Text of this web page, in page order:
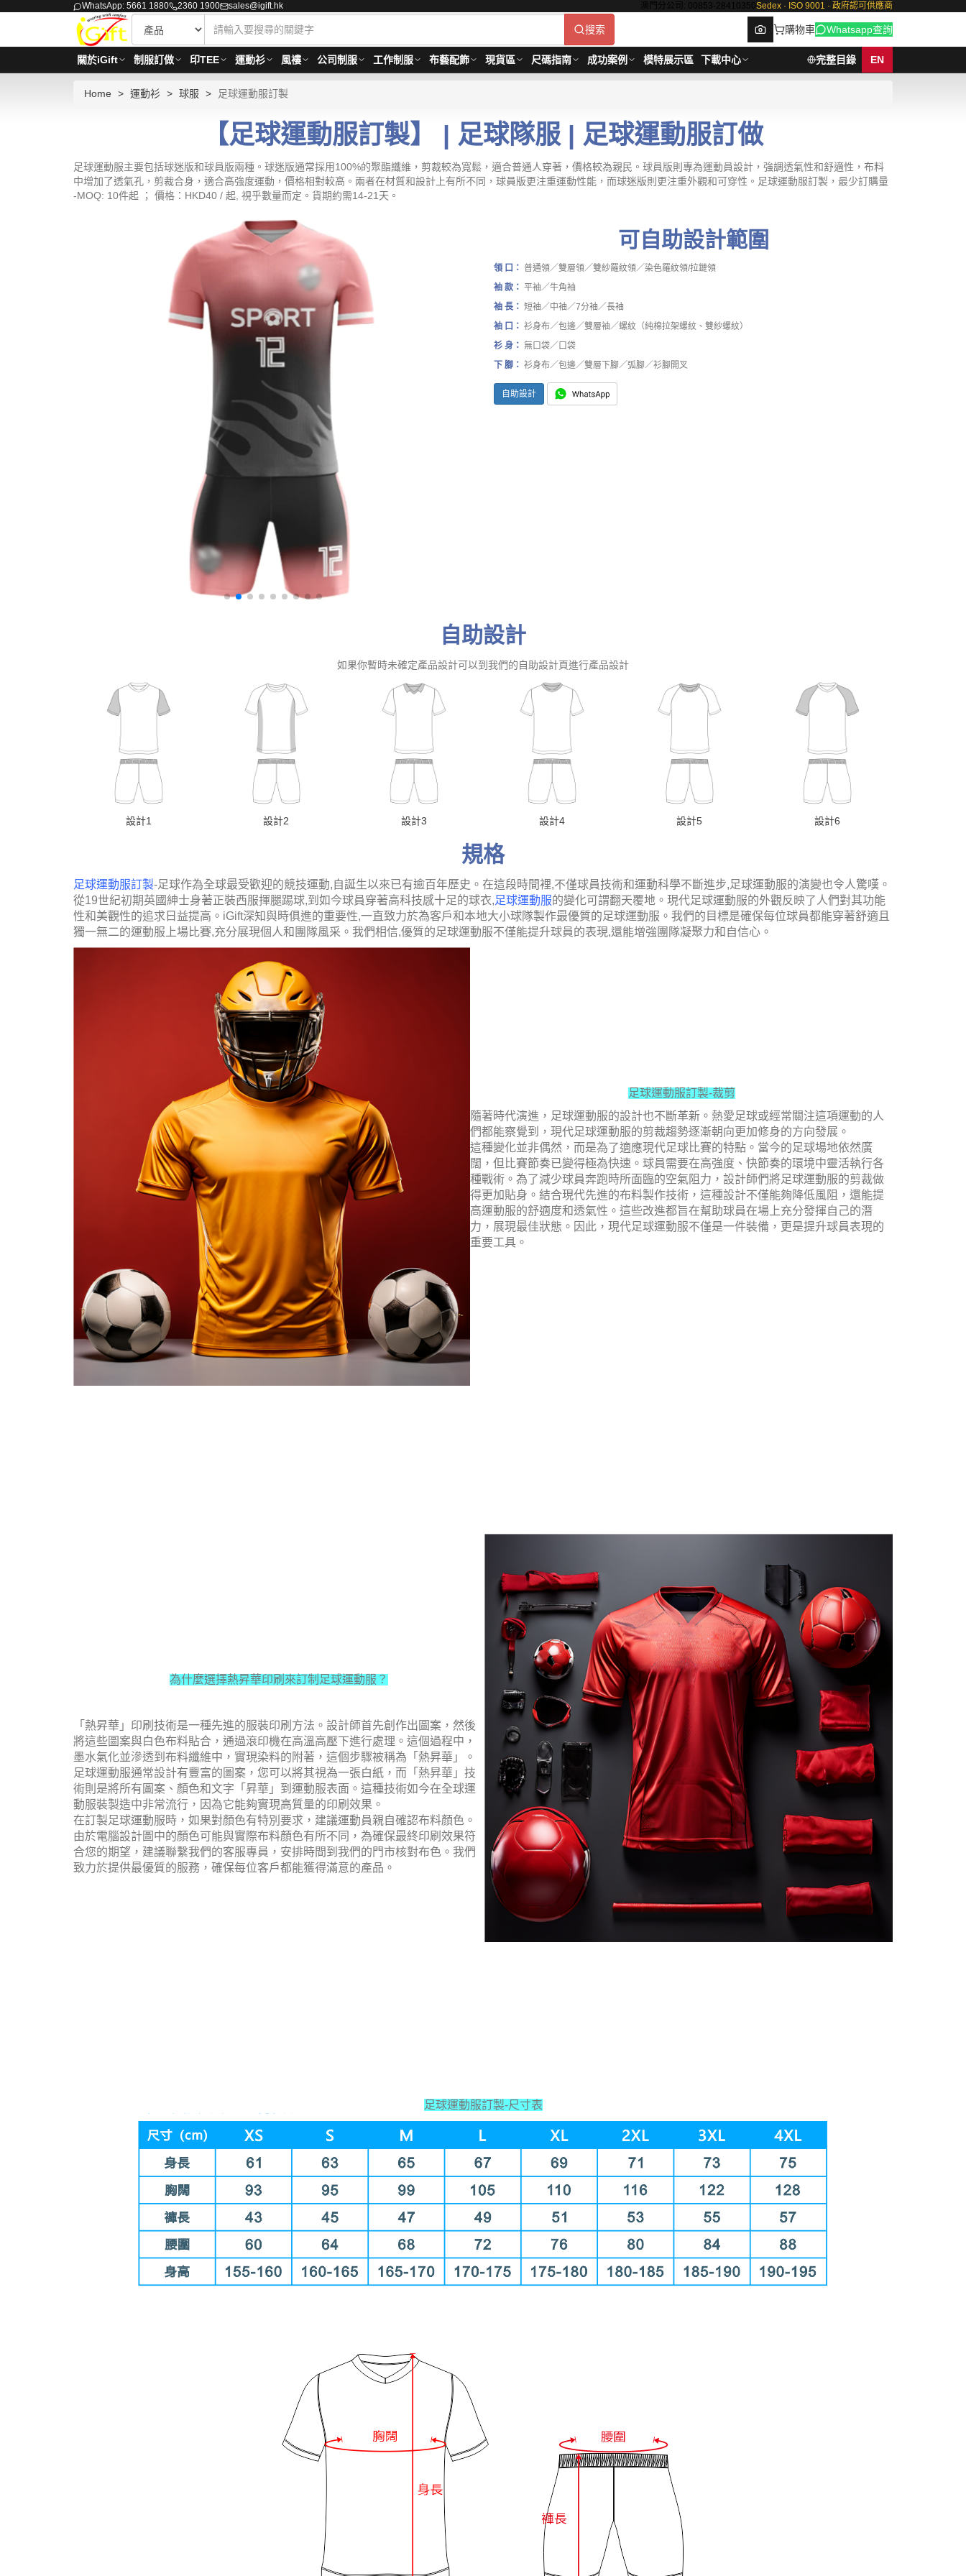
WhatsApp: 5661 1880 2360 1900 sales@igift.hk 澳門分公司: 00853-28410350 Sedex · ISO 9001 · 政府認可供應商
搜索
Browse
購物車 Whatsapp查詢
關於iGift 制服訂做 印TEE 運動衫 風褸 公司制服 工作制服 布藝配飾 現貨區 尺碼指南 成功案例 模特展示區 下載中心 完整目錄 EN
Home 運動衫 球服 足球運動服訂製
【足球運動服訂製】 | 足球隊服 | 足球運動服訂做
足球運動服主要包括球迷版和球員版兩種。球迷版通常採用100%的聚酯纖維，剪裁較為寬鬆，適合普通人穿著，價格較為親民。球員版則專為運動員設計，強調透氣性和舒適性，布料
中增加了透氣孔，剪裁合身，適合高強度運動，價格相對較高。兩者在材質和設計上有所不同，球員版更注重運動性能，而球迷版則更注重外觀和可穿性。足球運動服訂製，最少訂購量
-MOQ: 10件起 ； 價格：HKD40 / 起, 視乎數量而定。貨期約需14-21天。
可自助設計範圍
領 口： 普通領／雙層領／雙紗羅紋領／染色羅紋領/拉鏈領
袖 款： 平袖／牛角袖
袖 長： 短袖／中袖／7分袖／長袖
袖 口： 衫身布／包邊／雙層袖／螺紋（純棉拉架螺紋、雙紗螺紋）
衫 身： 無口袋／口袋
下 腳： 衫身布／包邊／雙層下腳／弧腳／衫腳開叉
自助設計
自助設計
如果你暫時未確定產品設計可以到我們的自助設計頁進行產品設計
設計1 設計2 設計3 設計4 設計5 設計6
規格
足球運動服訂製-足球作為全球最受歡迎的競技運動,自誕生以來已有逾百年歷史。在這段時間裡,不僅球員技術和運動科學不斷進步,足球運動服的演變也令人驚嘆。
從19世紀初期英國紳士身著正裝西服揮腿踢球,到如今球員穿著高科技感十足的球衣,足球運動服的變化可謂翻天覆地。現代足球運動服的外觀反映了人們對其功能
性和美觀性的追求日益提高。iGift深知與時俱進的重要性,一直致力於為客戶和本地大小球隊製作最優質的足球運動服。我們的目標是確保每位球員都能穿著舒適且
獨一無二的運動服上場比賽,充分展現個人和團隊風采。我們相信,優質的足球運動服不僅能提升球員的表現,還能增強團隊凝聚力和自信心。
足球運動服訂製-裁剪
隨著時代演進，足球運動服的設計也不斷革新。熱愛足球或經常關注這項運動的人
們都能察覺到，現代足球運動服的剪裁趨勢逐漸朝向更加修身的方向發展。
這種變化並非偶然，而是為了適應現代足球比賽的特點。當今的足球場地依然廣
闊，但比賽節奏已變得極為快速。球員需要在高強度、快節奏的環境中靈活執行各
種戰術。為了減少球員奔跑時所面臨的空氣阻力，設計師們將足球運動服的剪裁做
得更加貼身。結合現代先進的布料製作技術，這種設計不僅能夠降低風阻，還能提
高運動服的舒適度和透氣性。這些改進都旨在幫助球員在場上充分發揮自己的潛
力，展現最佳狀態。因此，現代足球運動服不僅是一件裝備，更是提升球員表現的
重要工具。
為什麼選擇熱昇華印刷來訂制足球運動服？
「熱昇華」印刷技術是一種先進的服裝印刷方法。設計師首先創作出圖案，然後
將這些圖案與白色布料貼合，通過滾印機在高溫高壓下進行處理。這個過程中，
墨水氣化並滲透到布料纖維中，實現染料的附著，這個步驟被稱為「熱昇華」。
足球運動服通常設計有豐富的圖案，您可以將其視為一張白紙，而「熱昇華」技
術則是將所有圖案、顏色和文字「昇華」到運動服表面。這種技術如今在全球運
動服裝製造中非常流行，因為它能夠實現高質量的印刷效果。
在訂製足球運動服時，如果對顏色有特別要求，建議運動員親自確認布料顏色。
由於電腦設計圖中的顏色可能與實際布料顏色有所不同，為確保最終印刷效果符
合您的期望，建議聯繫我們的客服專員，安排時間到我們的門市核對布色。我們
致力於提供最優質的服務，確保每位客戶都能獲得滿意的產品。
足球運動服訂製-尺寸表